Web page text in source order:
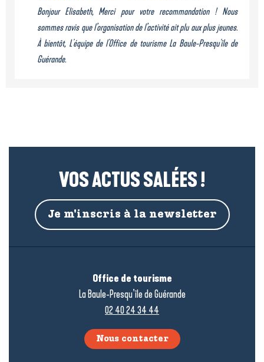
Bonjour Elisabeth, Merci pour votre recommandation ! Nous
sommes ravis que l’organisation de l’activité ait plu aux plus jeunes.
À bientôt, L'équipe de l'Office de tourisme La Baule-Presqu'île de
Guérande.
VOS ACTUS SALÉES !
Je m'inscris à la newsletter
Office de tourisme
La Baule-Presqu’île de Guérande
02 40 24 34 44
Nous contacter